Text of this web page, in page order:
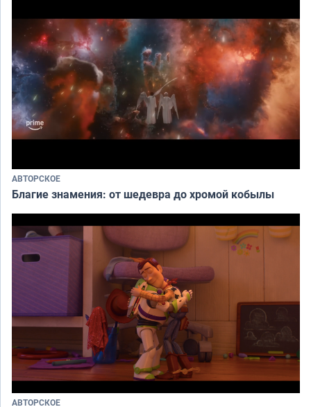
АВТОРСКОЕ
Благие знамения: от шедевра до хромой кобылы
АВТОРСКОЕ